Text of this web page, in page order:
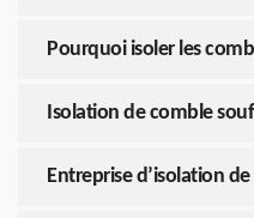
Pourquoi isoler les
Isolation de comble
Entreprise d’isolation